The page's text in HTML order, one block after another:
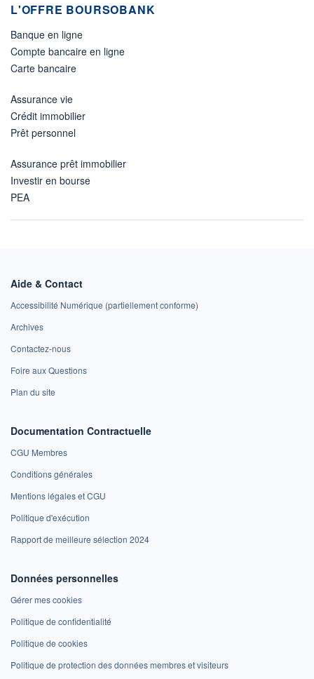
L'OFFRE BOURSOBANK
Banque en ligne
Compte bancaire en ligne
Carte bancaire
Assurance vie
Crédit immobilier
Prêt personnel
Assurance prêt immobilier
Investir en bourse
PEA
Aide & Contact
Accessibilité Numérique (partiellement conforme)
Archives
Contactez-nous
Foire aux Questions
Plan du site
Documentation Contractuelle
CGU Membres
Conditions générales
Mentions légales et CGU
Politique d'exécution
Rapport de meilleure sélection 2024
Données personnelles
Gérer mes cookies
Politique de confidentialité
Politique de cookies
Politique de protection des données membres et visiteurs